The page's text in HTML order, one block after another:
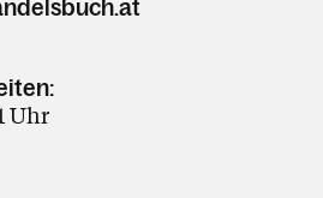
Uhr